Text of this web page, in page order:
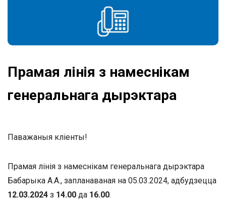
Прамая лінія з намеснікам
генеральнага дырэктара
Паважаныя кліенты!
Прамая лінія з намеснікам генеральнага дырэктара
Бабарыка А.А., запланаваная на 05.03.2024, адбудзецца
12.03.2024 з 14.00 да 16.00.